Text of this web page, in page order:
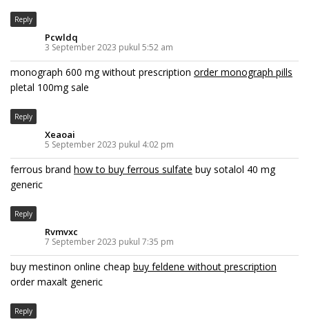
Reply
Pcwldq
3 September 2023 pukul 5:52 am
monograph 600 mg without prescription order monograph pills
pletal 100mg sale
Reply
Xeaoai
5 September 2023 pukul 4:02 pm
ferrous brand how to buy ferrous sulfate buy sotalol 40 mg
generic
Reply
Rvmvxc
7 September 2023 pukul 7:35 pm
buy mestinon online cheap buy feldene without prescription
order maxalt generic
Reply